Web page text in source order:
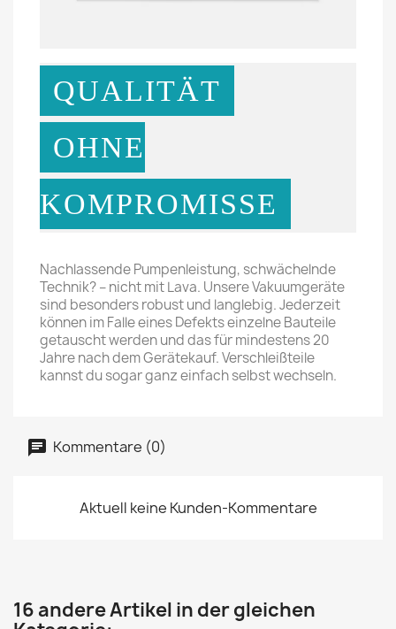
QUALITÄT
OHNE
KOMPROMISSE
Nachlassende Pumpenleistung, schwächelnde
Technik? – nicht mit Lava. Unsere Vakuumgeräte
sind besonders robust und langlebig. Jederzeit
können im Falle eines Defekts einzelne Bauteile
getauscht werden und das für mindestens 20
Jahre nach dem Gerätekauf. Verschleißteile
kannst du sogar ganz einfach selbst wechseln.
Kommentare (0)
Aktuell keine Kunden-Kommentare
16 andere Artikel in der gleichen